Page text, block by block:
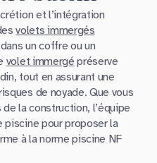
et l’intégration
volets immergés
un coffre ou un
volet immergé préserve
tout en assurant une
de noyade. Que vous
la construction, l’équipe
pour proposer la
à la norme piscine NF